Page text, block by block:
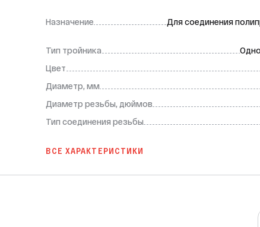
Назначение
Для соединения
Тип тройника
Цвет
Диаметр, мм
Диаметр резьбы, дюймов
Тип соединения резьбы
ВСЕ ХАРАКТЕРИСТИКИ